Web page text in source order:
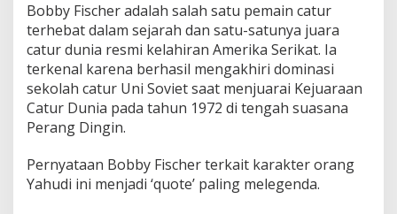
Bobby Fischer adalah salah satu pemain catur
terhebat dalam sejarah dan satu-satunya juara
catur dunia resmi kelahiran Amerika Serikat. Ia
terkenal karena berhasil mengakhiri dominasi
sekolah catur Uni Soviet saat menjuarai Kejuaraan
Catur Dunia pada tahun 1972 di tengah suasana
Perang Dingin.
Pernyataan Bobby Fischer terkait karakter orang
Yahudi ini menjadi ‘quote’ paling melegenda.